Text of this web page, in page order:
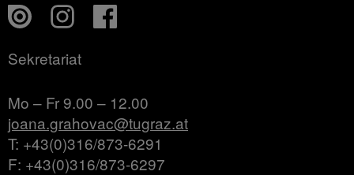
Sekretariat
Mo – Fr 9.00 – 12.00
joana.grahovac@tugraz.at
T: +43(0)316/873-6291
F: +43(0)316/873-6297